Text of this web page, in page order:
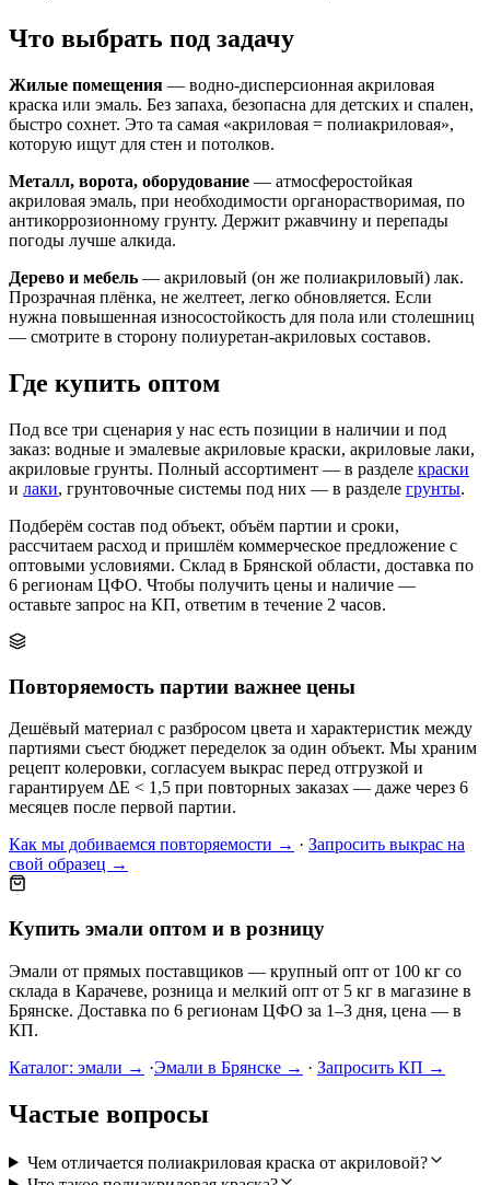
Что выбрать под задачу
Жилые помещения — водно-дисперсионная акриловая
краска или эмаль. Без запаха, безопасна для детских и спален,
быстро сохнет. Это та самая «акриловая = полиакриловая»,
которую ищут для стен и потолков.
Металл, ворота, оборудование — атмосферостойкая
акриловая эмаль, при необходимости органорастворимая, по
антикоррозионному грунту. Держит ржавчину и перепады
погоды лучше алкида.
Дерево и мебель — акриловый (он же полиакриловый) лак.
Прозрачная плёнка, не желтеет, легко обновляется. Если
нужна повышенная износостойкость для пола или столешниц
— смотрите в сторону полиуретан-акриловых составов.
Где купить оптом
Под все три сценария у нас есть позиции в наличии и под
заказ: водные и эмалевые акриловые краски, акриловые лаки,
акриловые грунты. Полный ассортимент — в разделе краски
и лаки, грунтовочные системы под них — в разделе грунты.
Подберём состав под объект, объём партии и сроки,
рассчитаем расход и пришлём коммерческое предложение с
оптовыми условиями. Склад в Брянской области, доставка по
6 регионам ЦФО. Чтобы получить цены и наличие —
оставьте запрос на КП, ответим в течение 2 часов.
Повторяемость партии важнее цены
Дешёвый материал с разбросом цвета и характеристик между
партиями съест бюджет переделок за один объект. Мы храним
рецепт колеровки, согласуем выкрас перед отгрузкой и
гарантируем ΔE < 1,5 при повторных заказах — даже через 6
месяцев после первой партии.
Как мы добиваемся повторяемости → · Запросить выкрас на
свой образец →
Купить эмали оптом и в розницу
Эмали от прямых поставщиков — крупный опт от 100 кг со
склада в Карачеве, розница и мелкий опт от 5 кг в магазине в
Брянске. Доставка по 6 регионам ЦФО за 1–3 дня, цена — в
КП.
Каталог: эмали → ·Эмали в Брянске → · Запросить КП →
Частые вопросы
Чем отличается полиакриловая краска от акриловой?